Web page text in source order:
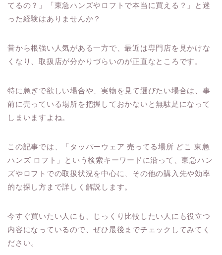
てるの？」「東急ハンズやロフトで本当に買える？」と迷
った経験はありませんか？
昔から根強い人気がある一方で、最近は専門店を見かけな
くなり、取扱店が分かりづらいのが正直なところです。
特に急ぎで欲しい場合や、実物を見て選びたい場合は、事
前に売っている場所を把握しておかないと無駄足になって
しまいますよね。
この記事では、「タッパーウェア 売ってる場所 どこ 東急
ハンズ ロフト」という検索キーワードに沿って、東急ハン
ズやロフトでの取扱状況を中心に、その他の購入先や効率
的な探し方まで詳しく解説します。
今すぐ買いたい人にも、じっくり比較したい人にも役立つ
内容になっているので、ぜひ最後までチェックしてみてく
ださい。